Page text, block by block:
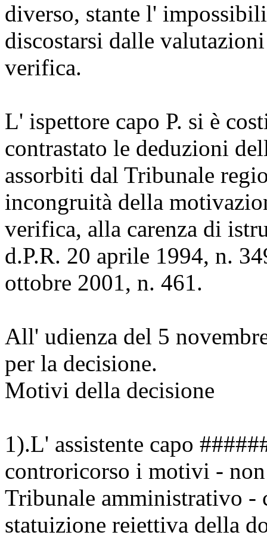
diverso, stante l'
discostarsi dalle
verifica.
L' ispettore capo P. si è
contrastato le deduzioni
assorbiti dal Tribunale
incongruità della
verifica, alla carenza di
d.P.R. 20 aprile 1994, n.
ottobre 2001, n. 461.
All' udienza del 5
per la decisione.
Motivi della decisione
1).L' assistente capo
controricorso i motivi -
Tribunale amministrativo -
statuizione reiettiva della